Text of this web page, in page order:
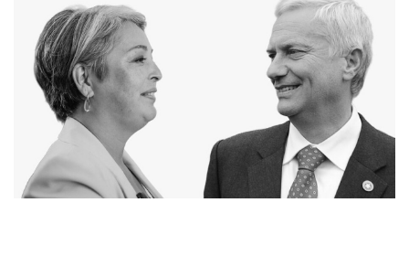
Quienes Somos
modo claro